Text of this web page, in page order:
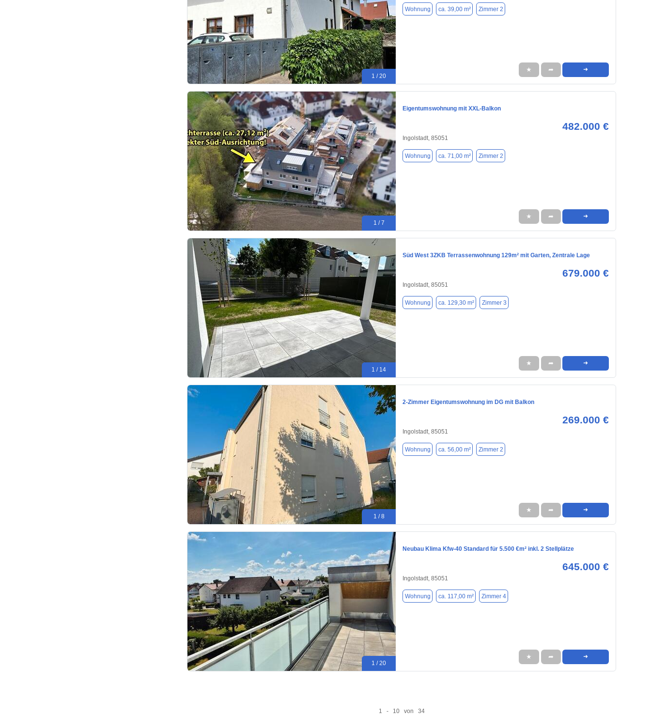
1 / 20
Wohnung ca. 39,00 m² Zimmer 2
★ ➦ ➜
1 / 7
Eigentumswohnung mit XXL-Balkon
482.000 €
Ingolstadt, 85051
Wohnung ca. 71,00 m² Zimmer 2
★ ➦ ➜
1 / 14
Süd West 3ZKB Terrassenwohnung 129m² mit Garten, Zentrale Lage
679.000 €
Ingolstadt, 85051
Wohnung ca. 129,30 m² Zimmer 3
★ ➦ ➜
1 / 8
2-Zimmer Eigentumswohnung im DG mit Balkon
269.000 €
Ingolstadt, 85051
Wohnung ca. 56,00 m² Zimmer 2
★ ➦ ➜
1 / 20
Neubau Klima Kfw-40 Standard für 5.500 €m² inkl. 2 Stellplätze
645.000 €
Ingolstadt, 85051
Wohnung ca. 117,00 m² Zimmer 4
★ ➦ ➜
1 - 10 von 34